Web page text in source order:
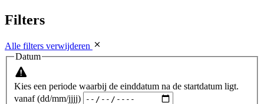
Filters
Alle filters verwijderen
Datum
Kies een periode waarbij de einddatum na de startdatum ligt.
vanaf (dd/mm/jjjj)